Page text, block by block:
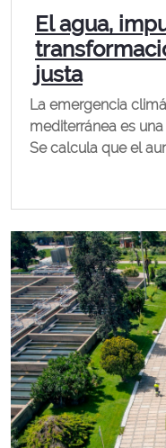
El agua,
justa
La emergencia
mediterránea es
Se calcula que el